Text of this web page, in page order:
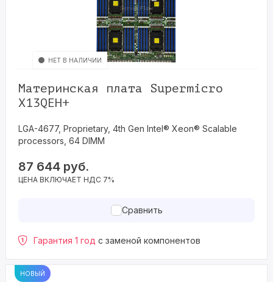
НЕТ В НАЛИЧИИ
Материнская плата Supermicro
X13QEH+
LGA-4677, Proprietary, 4th Gen Intel® Xeon® Scalable
processors, 64 DIMM
87 644 руб.
ЦЕНА ВКЛЮЧАЕТ НДС 7%
Сравнить
Гарантия 1 год с заменой компонентов
НОВЫЙ